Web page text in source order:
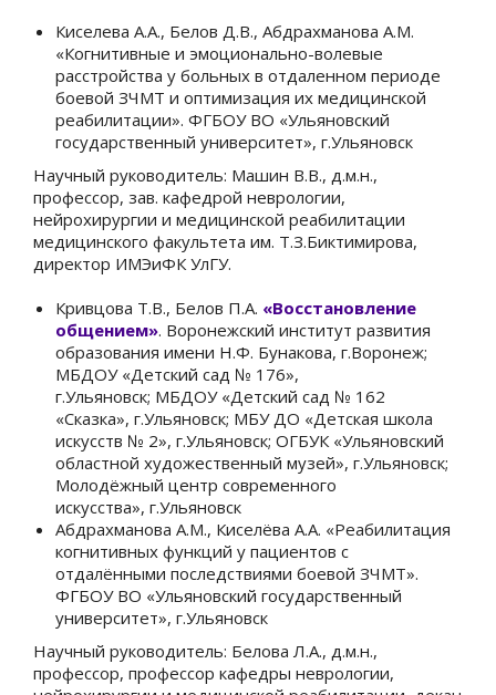
Киселева А.А., Белов Д.В., Абдрахманова А.М.
«Когнитивные и эмоционально-волевые
расстройства у больных в отдаленном периоде
боевой ЗЧМТ и оптимизация их медицинской
реабилитации». ФГБОУ ВО «Ульяновский
государственный университет», г.Ульяновск
Научный руководитель: Машин В.В., д.м.н.,
профессор, зав. кафедрой неврологии,
нейрохирургии и медицинской реабилитации
медицинского факультета им. Т.З.Биктимирова,
директор ИМЭиФК УлГУ.
Кривцова Т.В., Белов П.А. «Восстановление
общением». Воронежский институт развития
образования имени Н.Ф. Бунакова, г.Воронеж;
МБДОУ «Детский сад № 176»,
г.Ульяновск; МБДОУ «Детский сад № 162
«Сказка», г.Ульяновск; МБУ ДО «Детская школа
искусств № 2», г.Ульяновск; ОГБУК «Ульяновский
областной художественный музей», г.Ульяновск;
Молодёжный центр современного
искусства», г.Ульяновск
Абдрахманова А.М., Киселёва А.А. «Реабилитация
когнитивных функций у пациентов с
отдалёнными последствиями боевой ЗЧМТ».
ФГБОУ ВО «Ульяновский государственный
университет», г.Ульяновск
Научный руководитель: Белова Л.А., д.м.н.,
профессор, профессор кафедры неврологии,